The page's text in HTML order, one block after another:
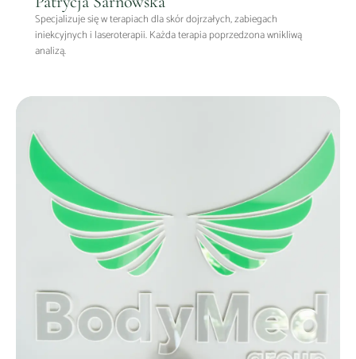
Specjalizuje się w terapiach dla skór dojrzałych, zabiegach
iniekcyjnych i laseroterapii. Każda terapia poprzedzona wnikliwą
analizą.